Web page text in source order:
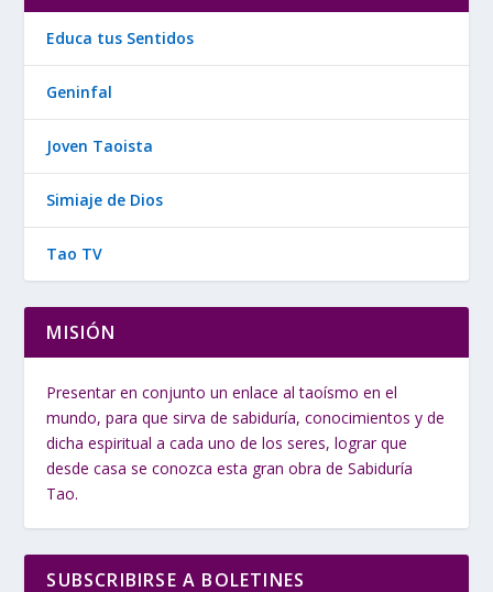
Educa tus Sentidos
Geninfal
Joven Taoista
Simiaje de Dios
Tao TV
MISIÓN
Presentar en conjunto un enlace al taoísmo en el
mundo, para que sirva de sabiduría, conocimientos y de
dicha espiritual a cada uno de los seres, lograr que
desde casa se conozca esta gran obra de Sabiduría
Tao.
SUBSCRIBIRSE A BOLETINES